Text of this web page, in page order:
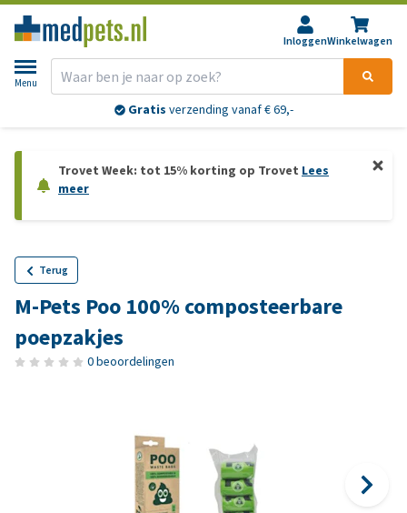
InloggenWinkelwagen
Menu
Gratis verzending vanaf € 69,-
Trovet Week: tot 15% korting op Trovet Lees
meer
Terug
M-Pets Poo 100% composteerbare
poepzakjes
0 beoordelingen